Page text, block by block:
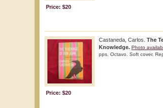
Price: $20
Castaneda, Carlos. The
Knowledge. Photo
pps. Octavo. Soft cover.
Price: $20